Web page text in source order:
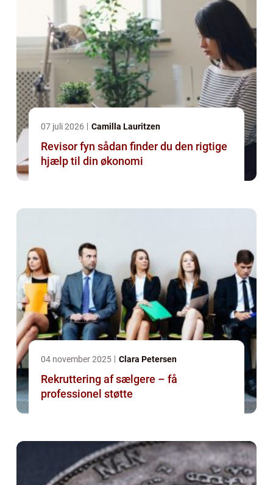
07 juli 2026 Camilla Lauritzen
Revisor fyn sådan finder du den rigtige
hjælp til din økonomi
04 november 2025 Clara Petersen
Rekruttering af sælgere – få
professionel støtte